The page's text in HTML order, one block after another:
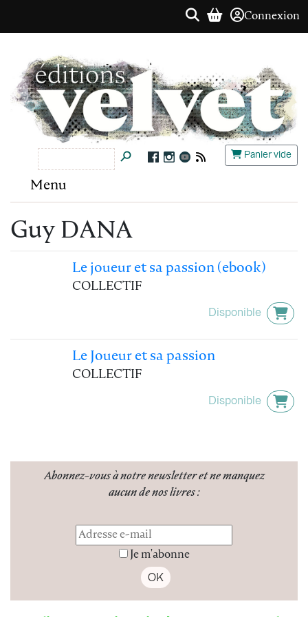
Connexion
Panier vide
Menu
Guy DANA
Le joueur et sa passion (ebook)
COLLECTIF
Disponible
Le Joueur et sa passion
COLLECTIF
Disponible
Abonnez-vous à notre newsletteret ne manquez
aucun de nos livres :
Je m'abonne